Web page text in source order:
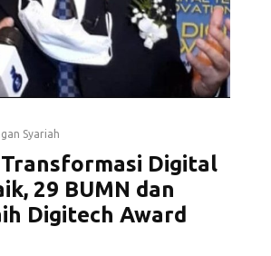
Syariah
Digital
29 BUMN dan
Digitech Award